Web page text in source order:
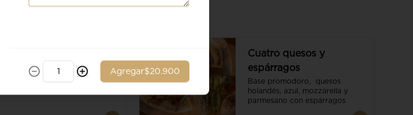
Piña, jamon de cerdo, base
pomodoro, escamas de
Cuatro quesos y
espárragos
Base promodoro,  quesos
holandés, azul, mozzarella y
parmesano con espárragos
Agregar$20.900